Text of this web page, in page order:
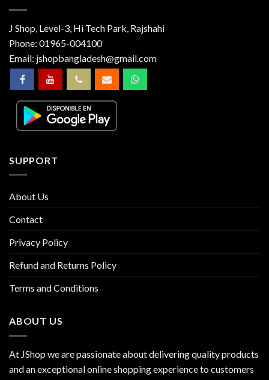
J Shop, Level-3, Hi Tech Park, Rajshahi
Phone: 01965-004100
Email: jshopbangladesh@gmail.com
SUPPORT
About Us
Contact
Privacy Policy
Refund and Returns Policy
Terms and Conditions
ABOUT US
At JShop we are passionate about delivering quality products
and an exceptional online shopping experience to customers